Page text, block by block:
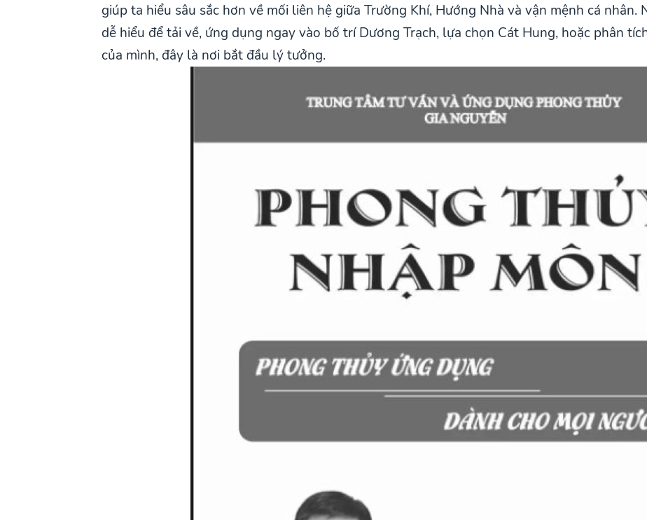
giúp ta hiểu sâu sắc hơn về mối liên hệ giữa Trường Khí, Hướng Nhà và vận mệnh cá nhân.
dễ hiểu để tải về, ứng dụng ngay vào bố trí Dương Trạch, lựa chọn Cát Hung, hoặc phân
của mình, đây là nơi bắt đầu lý tưởng.